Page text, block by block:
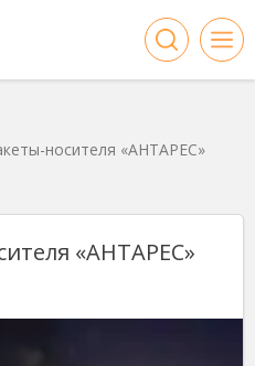
носителя «АНТАРЕС»
«АНТАРЕС»